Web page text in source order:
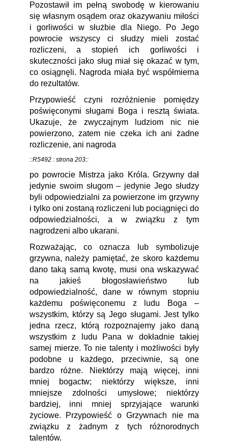
Pozostawił im pełną swobodę w kierowaniu
się własnym osądem oraz okazywaniu miłości
i gorliwości w służbie dla Niego. Po Jego
powrocie wszyscy ci słudzy mieli zostać
rozliczeni, a stopień ich gorliwości i
skuteczności jako sług miał się okazać w tym,
co osiągnęli. Nagroda miała być współmierna
do rezultatów.
Przypowieść czyni rozróżnienie pomiędzy
poświęconymi sługami Boga i resztą świata.
Ukazuje, że zwyczajnym ludziom nic nie
powierzono, zatem nie czeka ich ani żadne
rozliczenie, ani nagroda
::R5492 : strona 203::
po powrocie Mistrza jako Króla. Grzywny dał
jedynie swoim sługom – jedynie Jego słudzy
byli odpowiedzialni za powierzone im grzywny
i tylko oni zostaną rozliczeni lub pociągnięci do
odpowiedzialności, a w związku z tym
nagrodzeni albo ukarani.
Rozważając, co oznacza lub symbolizuje
grzywna, należy pamiętać, że skoro każdemu
dano taką samą kwotę, musi ona wskazywać
na jakieś błogosławieństwo lub
odpowiedzialność, dane w równym stopniu
każdemu poświęconemu z ludu Boga –
wszystkim, którzy są Jego sługami. Jest tylko
jedna rzecz, którą rozpoznajemy jako daną
wszystkim z ludu Pana w dokładnie takiej
samej mierze. To nie talenty i możliwości były
podobne u każdego, przeciwnie, są one
bardzo różne. Niektórzy mają więcej, inni
mniej bogactw; niektórzy większe, inni
mniejsze zdolności umysłowe; niektórzy
bardziej, inni mniej sprzyjające warunki
życiowe. Przypowieść o Grzywnach nie ma
związku z żadnym z tych różnorodnych
talentów.